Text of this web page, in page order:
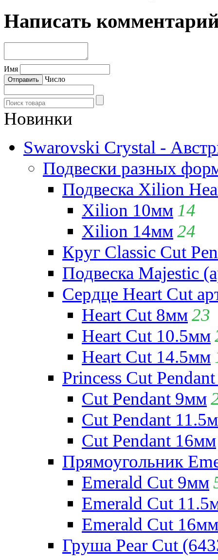
Написать
Имя
Число
Новинки
Swarovski Crystal -
Подвески разных
Подвеска Xilion
Xilion 10мм 14
Xilion 14мм24
Круг Classic Cut
Подвеска Majestic
Сердце Heart Cut
Heart Cut 8мм23
Heart Cut 10.5мм
Heart Cut 14.5мм
Princess Cut
Cut Pendant 9мм
Cut Pendant
Cut Pendant 16мм
Прямоугольник
Emerald Cut 9мм
Emerald Cut
Emerald Cut 16мм
Груша Pear Cut